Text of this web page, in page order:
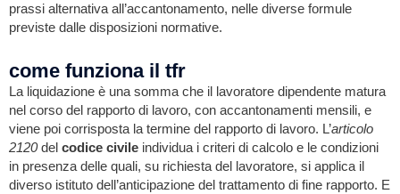
prassi alternativa all’accantonamento, nelle diverse formule
previste dalle disposizioni normative.
come funziona il tfr
La liquidazione è una somma che il lavoratore dipendente matura
nel corso del rapporto di lavoro, con accantonamenti mensili, e
viene poi corrisposta la termine del rapporto di lavoro. L’articolo
2120del codice civile individua i criteri di calcolo e le condizioni
in presenza delle quali, su richiesta del lavoratore, si applica il
diverso istituto dell’anticipazione del trattamento di fine rapporto. E